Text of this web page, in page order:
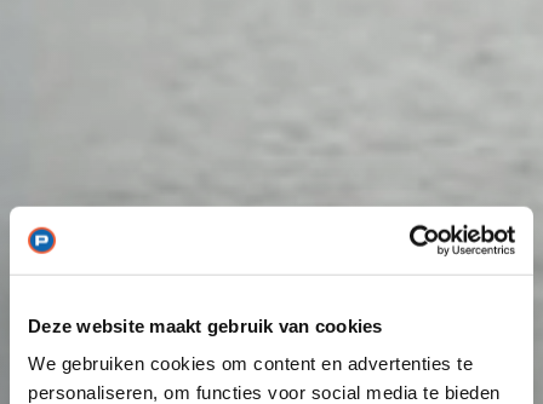
Deze website maakt gebruik van cookies
We gebruiken cookies om content en advertenties te
personaliseren, om functies voor social media te bieden